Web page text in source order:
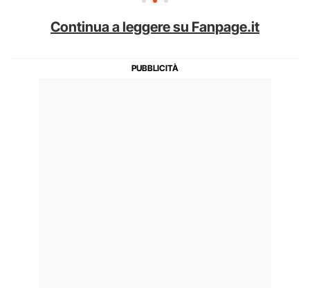
Continua a leggere su Fanpage.it